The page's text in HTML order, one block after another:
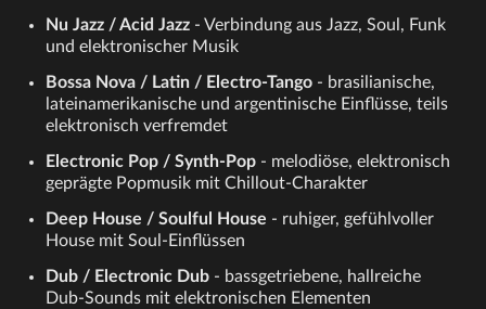
Nu Jazz / Acid Jazz - Verbindung aus Jazz, Soul, Funk
und elektronischer Musik
Bossa Nova / Latin / Electro-Tango - brasilianische,
lateinamerikanische und argentinische Einflüsse, teils
elektronisch verfremdet
Electronic Pop / Synth-Pop - melodiöse, elektronisch
geprägte Popmusik mit Chillout-Charakter
Deep House / Soulful House - ruhiger, gefühlvoller
House mit Soul-Einflüssen
Dub / Electronic Dub - bassgetriebene, hallreiche
Dub-Sounds mit elektronischen Elementen